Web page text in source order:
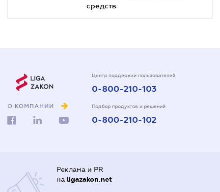
средств
О КОМПАНИИ
Центр поддержки пользователей
0-800-210-103
Подбор продуктов и решений
0-800-210-102
Реклама и PR
на ligazakon.net